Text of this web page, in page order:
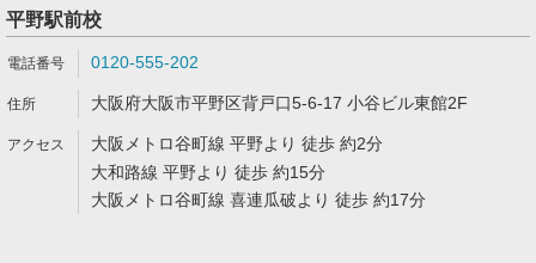
平野駅前校
0120-555-202
大阪府大阪市平野区背戸口5-6-17 小谷ビル東館2F
大阪メトロ谷町線 平野より 徒歩 約2分
大和路線 平野より 徒歩 約15分
大阪メトロ谷町線 喜連瓜破より 徒歩 約17分